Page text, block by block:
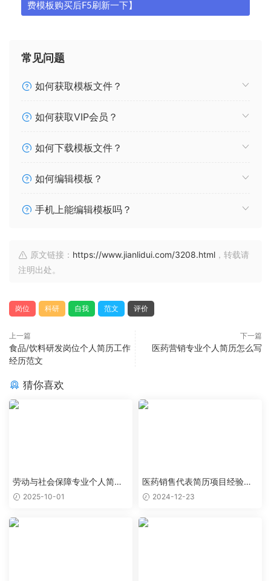
费模板购买后F5刷新一下】
常见问题
如何获取模板文件？
如何获取VIP会员？
如何下载模板文件？
如何编辑模板？
手机上能编辑模板吗？
原文链接： https://www.jianlidui.com/3208.html ，转载请
注明出处。
岗位 科研 自我 范文 评价
上一篇
食品/饮料研发岗位个人简历工作
经历范文
下一篇
医药营销专业个人简历怎么写
猜你喜欢
劳动与社会保障专业个人简历
范文2025-10-01
医药销售代表简历项目经验怎
么写2024-12-23